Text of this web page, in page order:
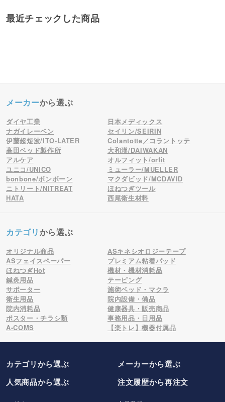
最近チェックした商品
メーカーから選ぶ
ダイヤ工業
日本メディックス
ナガイレーベン
セイリン/SEIRIN
伊藤超短波/ITO-LATER
Colantotte／コラントッテ
高田ベッド製作所
大和漢/DAIWAKAN
アルケア
オルフィット/orfit
ユニコ/UNICO
ミューラー/MUELLER
bonbone/ボンボーン
マクダビッド/MCDAVID
ニトリート/NITREAT
ほねつぎツール
HATA
西尾衛生材料
カテゴリから選ぶ
オリジナル商品
ASキネシオロジーテープ
ASフェイスペーパー
プレミアム粘着パッド
ほねつぎHot
機材・機材消耗品
鍼灸用品
テーピング
サポーター
施術ベッド・マクラ
衛生用品
院内設備・備品
院内消耗品
健康器具・販売商品
ポスター・チラシ類
事務用品・日用品
A-COMS
【楽トレ】機器付属品
カテゴリから選ぶ メーカーから選ぶ
人気商品から選ぶ
注文履歴から再注文